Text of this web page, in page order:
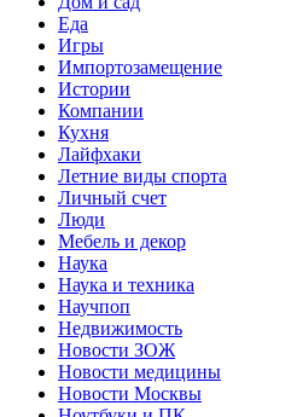
Еда
Игры
Импортозамещение
Истории
Компании
Кухня
Лайфхаки
Летние виды спорта
Личный счет
Люди
Мебель и декор
Наука
Наука и техника
Научпоп
Недвижимость
Новости ЗОЖ
Новости медицины
Новости Москвы